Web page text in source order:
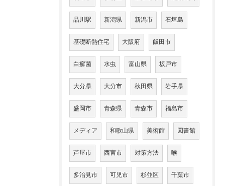
品川駅 新潟県 新潟市 石垣島
基礎断熱住宅 大阪府 飯田市
白癬菌 水虫 富山県 坂戸市
大分県 大分市 秋田県 岩手県
盛岡市 青森県 青森市 福島市
メディア 和歌山県 美術館 図書館
芦屋市 西宮市 対策方法 喉
多治見市 可児市 杉並区 千葉市